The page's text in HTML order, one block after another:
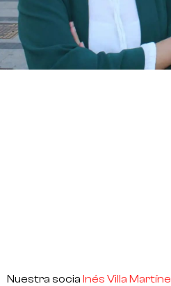
Nuestra socia Inés Villa